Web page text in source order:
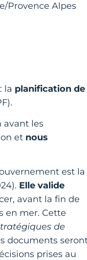
Provence Alpes
la planification de
avant les
et nous
est la
Elle valide
avant la fin de
en mer. Cette
de
documents
prises au